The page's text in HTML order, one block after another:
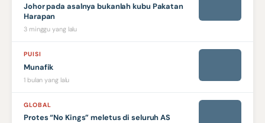
Johor pada asalnya bukanlah kubu Pakatan
Harapan
3 minggu yang lalu
PUISI
Munafik
1 bulan yang lalu
GLOBAL
Protes “No Kings” meletus di seluruh AS